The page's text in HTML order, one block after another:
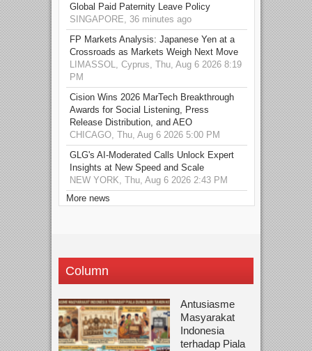
Global Paid Paternity Leave Policy
SINGAPORE, 36 minutes ago
FP Markets Analysis: Japanese Yen at a
Crossroads as Markets Weigh Next Move
LIMASSOL, Cyprus, Thu, Aug 6 2026 8:19
PM
Cision Wins 2026 MarTech Breakthrough
Awards for Social Listening, Press
Release Distribution, and AEO
CHICAGO, Thu, Aug 6 2026 5:00 PM
GLG's AI-Moderated Calls Unlock Expert
Insights at New Speed and Scale
NEW YORK, Thu, Aug 6 2026 2:43 PM
More news
Column
Antusiasme
Masyarakat
Indonesia
terhadap Piala